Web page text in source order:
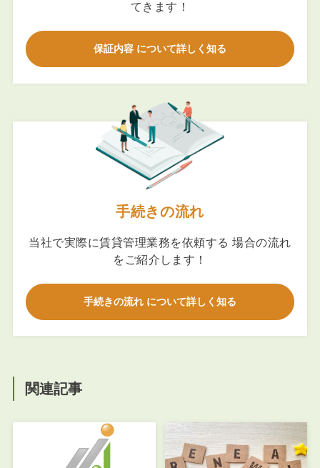
てきます！
保証内容 について詳しく知る
手続きの流れ
当社で実際に賃貸管理業務を依頼する 場合の流れ
をご紹介します！
手続きの流れ について詳しく知る
関連記事